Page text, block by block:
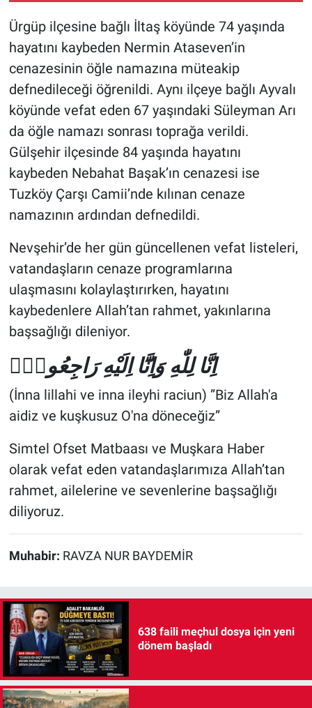
Ürgüp ilçesine bağlı İltaş köyünde 74 yaşında
hayatını kaybeden Nermin Ataseven’in
cenazesinin öğle namazına müteakip
defnedileceği öğrenildi. Aynı ilçeye bağlı Ayvalı
köyünde vefat eden 67 yaşındaki Süleyman Arı
da öğle namazı sonrası toprağa verildi.
Gülşehir ilçesinde 84 yaşında hayatını
kaybeden Nebahat Başak’ın cenazesi ise
Tuzköy Çarşı Camii’nde kılınan cenaze
namazının ardından defnedildi.
Nevşehir’de her gün güncellenen vefat listeleri,
vatandaşların cenaze programlarına
ulaşmasını kolaylaştırırken, hayatını
kaybedenlere Allah’tan rahmet, yakınlarına
başsağlığı dileniyor.
اِنَّا لِلّٰهِ وَاِنَّٓا اِلَيْهِ رَاجِعُونَۜ
(İnna lillahi ve inna ileyhi raciun) ‎”Biz Allah'a
aidiz ve kuşkusuz O'na döneceğiz”
Simtel Ofset Matbaası ve Muşkara Haber
olarak vefat eden vatandaşlarımıza Allah’tan
rahmet, ailelerine ve sevenlerine başsağlığı
diliyoruz.
Muhabir: RAVZA NUR BAYDEMİR
638 faili meçhul dosya için yeni
dönem başladı